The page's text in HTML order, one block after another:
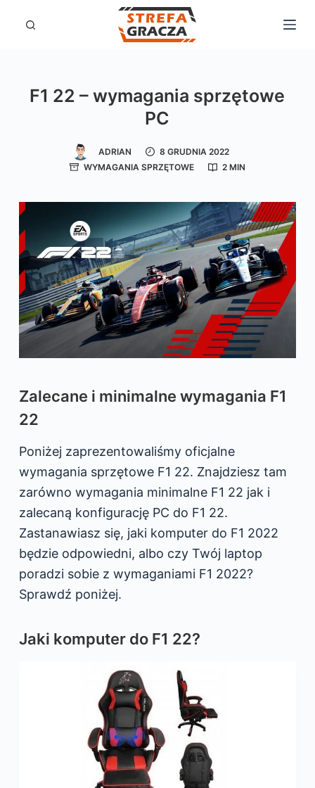
ś
F1 22 – wymagania sprzętowe
PC
ADRIAN
8 GRUDNIA 2022
WYMAGANIA SPRZĘTOWE
2 MIN
Zalecane i minimalne wymagania F1
22
Poniżej zaprezentowaliśmy oficjalne
wymagania sprzętowe F1 22. Znajdziesz tam
zarówno wymagania minimalne F1 22 jak i
zalecaną konfigurację PC do F1 22.
Zastanawiasz się, jaki komputer do F1 2022
będzie odpowiedni, albo czy Twój laptop
poradzi sobie z wymaganiami F1 2022?
Sprawdź poniżej.
Jaki komputer do F1 22?